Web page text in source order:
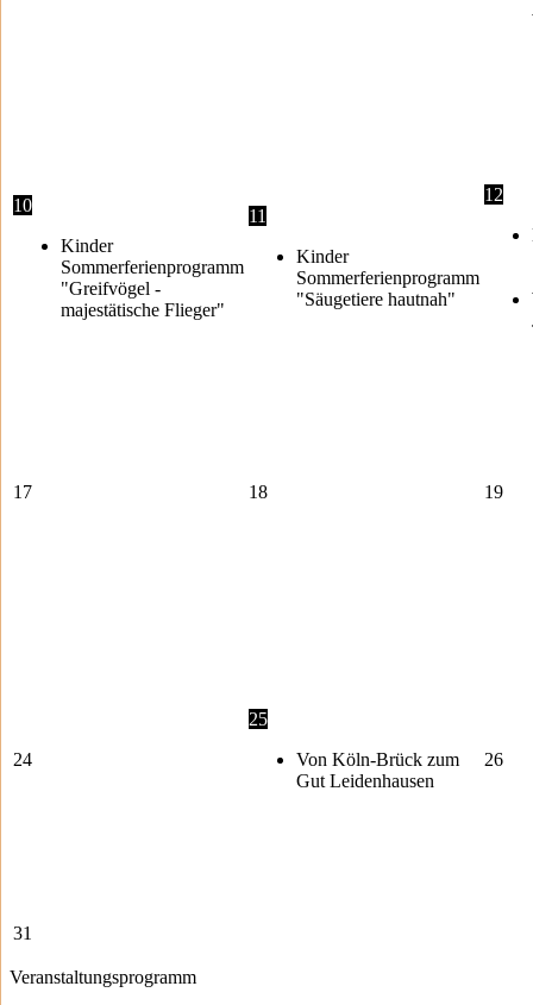
10
Kinder
Sommerferienprogramm
"Greifvögel -
majestätische Flieger"
11
Kinder
Sommerferienprogramm
"Säugetiere hautnah"
12
17 18 19
24
25
Von Köln-Brück zum
Gut Leidenhausen
26
31
Veranstaltungsprogramm